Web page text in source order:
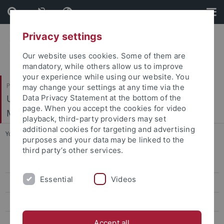
Skip
to
content
Skip
to
footer
Philosophische Fakultät
Ur- und Frühgeschichte und Archäologie des
Mittelalters
You are here: Startseite ... Jüngere Urgeschichte
Forschungsprojekte
Privacy settings
Our website uses cookies. Some of them are
mandatory, while others allow us to improve
your experience while using our website. You
may change your settings at any time via the
Data Privacy Statement at the bottom of the
page. When you accept the cookies for video
playback, third-party providers may set
additional cookies for targeting and advertising
purposes and your data may be linked to the
third party’s other services.
Essential Videos